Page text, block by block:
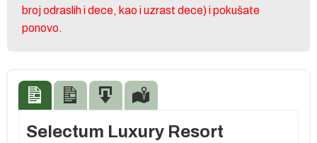
broj odraslih i dece, kao i uzrast dece) i pokušate
ponovo.
Selectum Luxury Resort